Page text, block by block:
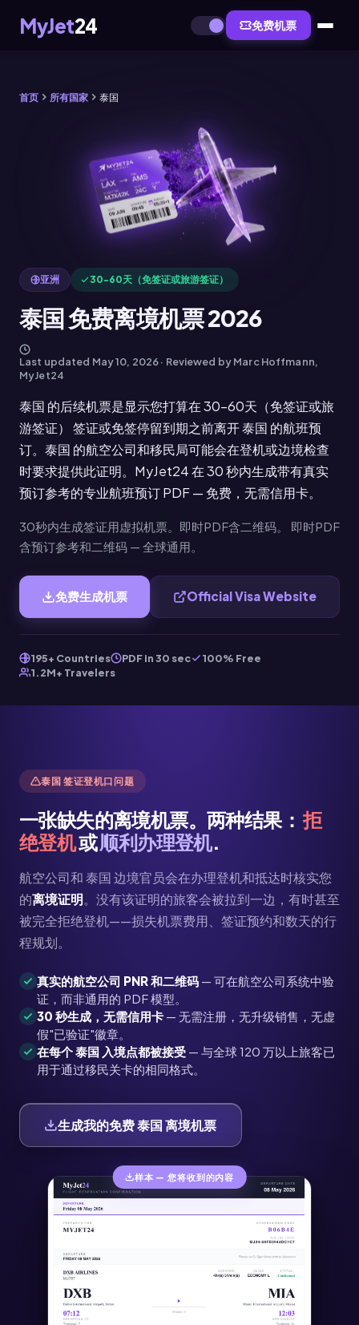
MyJet24 免费机票
首页 所有国家 泰国
亚洲 30-60天（免签证或旅游签证）
泰国 免费离境机票 2026
Last updated May 10, 2026· Reviewed by Marc Hoffmann,
MyJet24
泰国 的后续机票是显示您打算在 30-60天（免签证或旅
游签证） 签证或免签停留到期之前离开 泰国 的航班预
订。泰国 的航空公司和移民局可能会在登机或边境检查
时要求提供此证明。MyJet24 在 30 秒内生成带有真实
预订参考的专业航班预订 PDF — 免费，无需信用卡。
30秒内生成签证用虚拟机票。即时PDF含二维码。 即时PDF
含预订参考和二维码 — 全球通用。
免费生成机票 Official Visa Website
195+ Countries PDF in 30 sec
100% Free
1.2M+ Travelers
泰国 签证登机口问题
一张缺失的离境机票。两种结果：拒
绝登机或顺利办理登机.
航空公司和 泰国 边境官员会在办理登机和抵达时核实您
的离境证明。没有该证明的旅客会被拉到一边，有时甚至
被完全拒绝登机——损失机票费用、签证预约和数天的行
程规划。
真实的航空公司 PNR 和二维码 — 可在航空公司系统中验
证，而非通用的 PDF 模型。
30 秒生成，无需信用卡 — 无需注册，无升级销售，无虚
假"已验证"徽章。
在每个 泰国 入境点都被接受 — 与全球 120 万以上旅客已
用于通过移民关卡的相同格式。
生成我的免费 泰国 离境机票
样本 — 您将收到的内容